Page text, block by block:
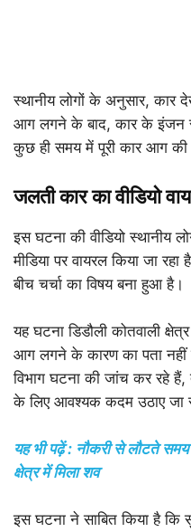
स्थानीय लोगों के अनुसार,
आग लगने के बाद, कार के इंजन
कुछ ही समय में पूरी कार आग की
जलती कार का वीडियो
इस घटना की वीडियो स्थानीय
मीडिया पर वायरल किया जा
बीच चर्चा का विषय बना हुआ है।
यह घटना डिडौली कोतवाली
आग लगने के कारण का पता नहीं
विभाग घटना की जांच कर रहे
के लिए आवश्यक कदम उठाए जा
यह भी पढ़ें : नौकरी से लौटते समय
क्षेत्र में मिला शव
इस घटना ने साबित किया है कि